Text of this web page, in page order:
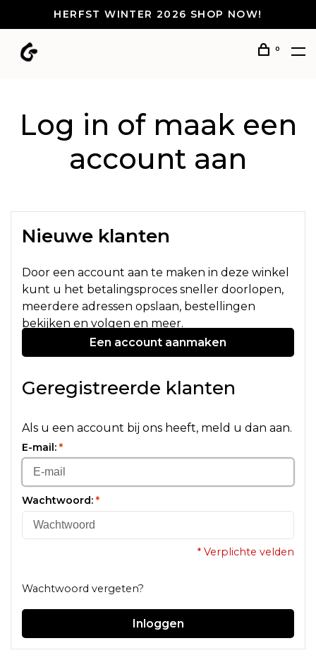
HERFST WINTER 2026 SHOP NOW!
0
Log in of maak een
account aan
Nieuwe klanten
Door een account aan te maken in deze winkel
kunt u het betalingsproces sneller doorlopen,
meerdere adressen opslaan, bestellingen
bekijken en volgen en meer.
Een account aanmaken
Geregistreerde klanten
Als u een account bij ons heeft, meld u dan aan.
E-mail: *
Wachtwoord: *
* Verplichte velden
Wachtwoord vergeten?
Inloggen